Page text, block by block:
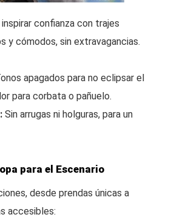
confianza con trajes
y cómodos, sin extravagancias.
apagados para no eclipsar el
para corbata o pañuelo.
Sin arrugas ni holguras, para un
para el Escenario
desde prendas únicas a
accesibles: